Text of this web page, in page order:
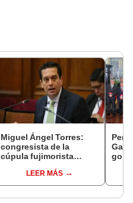
Miguel Ángel Torres:
congresista de la
cúpula fujimorista
del SenadoLEER MÁS